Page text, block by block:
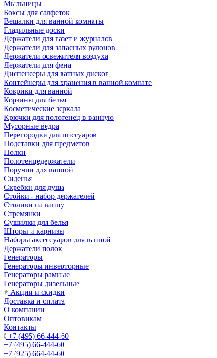
Мыльницы
Боксы для салфеток
Вешалки для ванной комнаты
Гладильные доски
Держатели для газет и журналов
Держатели для запасных рулонов
Держатели освежителя воздуха
Держатели для фена
Диспенсеры для ватных дисков
Контейнеры для хранения в ванной комнате
Коврики для ванной
Корзины для белья
Косметические зеркала
Крючки для полотенец в ванную
Мусорные ведра
Перегородки для писсуаров
Подставки для предметов
Полки
Полотенцедержатели
Поручни для ванной
Сиденья
Скребки для душа
Стойки - набор держателей
Столики на ванну
Стремянки
Сушилки для белья
Шторы и карнизы
Наборы аксессуаров для ванной
Держатели полок
Генераторы
Генераторы инверторные
Генераторы рамные
Генераторы дизельные
Акции и скидки
Доставка и оплата
О компании
Оптовикам
Контакты
+7 (495) 66-444-60
+7 (495) 66-444-60
+7 (925) 664-44-60